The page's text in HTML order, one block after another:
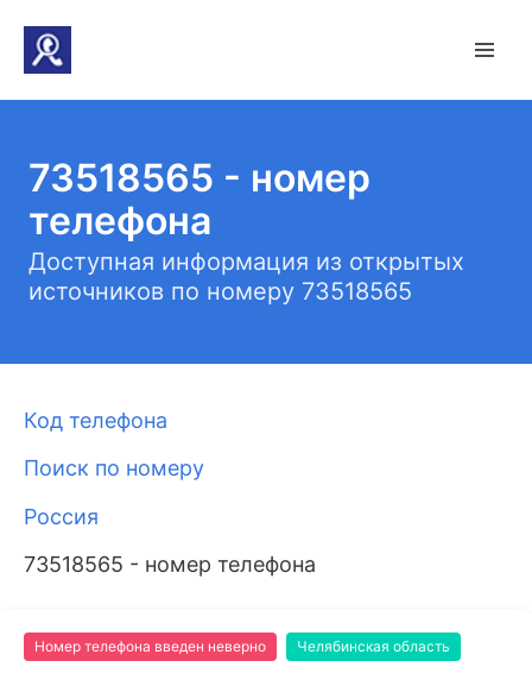
73518565 - номер
телефона
Доступная информация из открытых
источников по номеру 73518565
Код телефона
Поиск по номеру
Россия
73518565 - номер телефона
Номер телефона введен неверно Челябинская область